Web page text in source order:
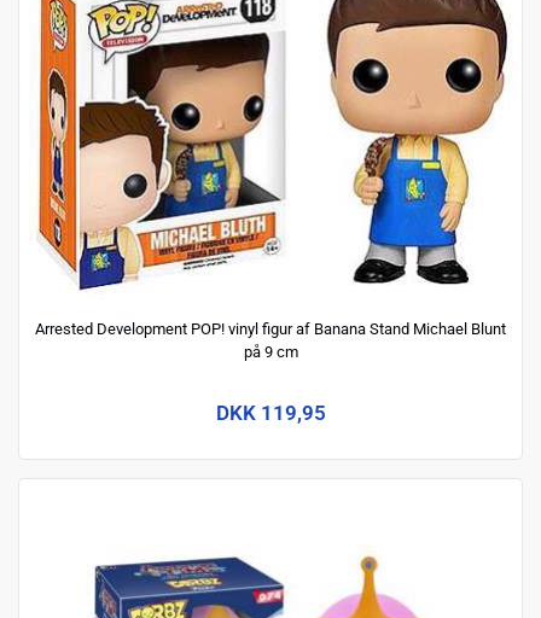
Arrested Development POP! vinyl figur af Banana Stand Michael Blunt
på 9 cm
DKK 119,95